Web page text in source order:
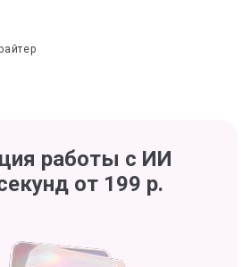
работы с ИИ
от 199 р.